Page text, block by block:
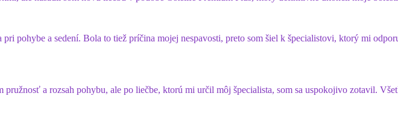
pohybe a sedení. Bola to tiež príčina mojej nespavosti, preto som šiel k špecialistovi, ktorý mi
a rozsah pohybu, ale po liečbe, ktorú mi určil môj špecialista, som sa uspokojivo zotavil.